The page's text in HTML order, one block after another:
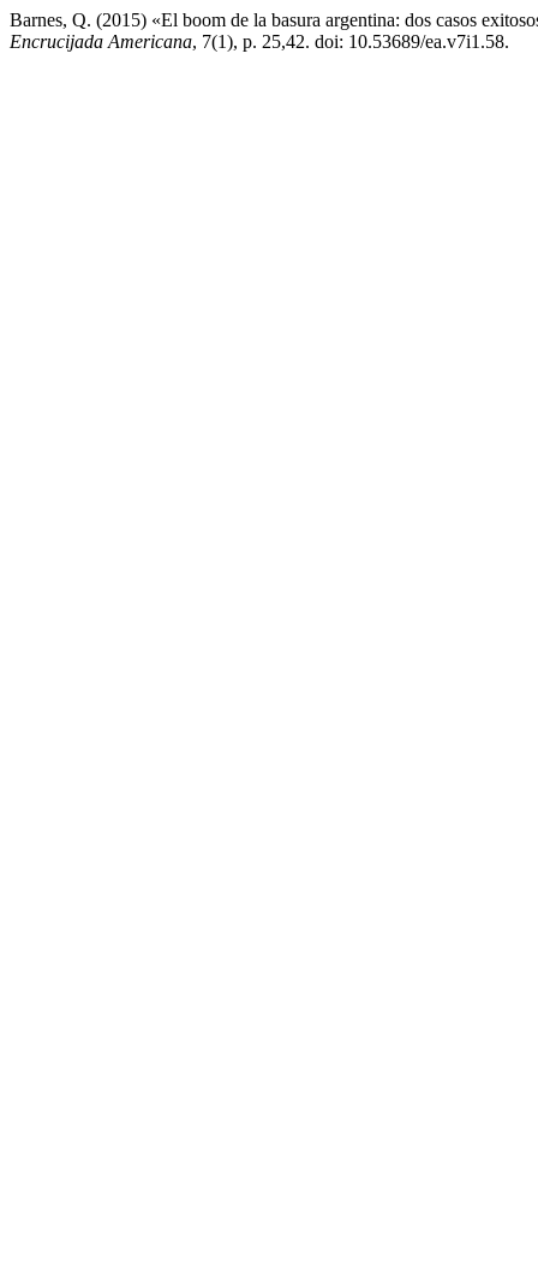
Barnes, Q. (2015) «El boom de la basura argentina: dos casos
Encrucijada Americana, 7(1), p. 25,42. doi: 10.53689/ea.v7i1.58.